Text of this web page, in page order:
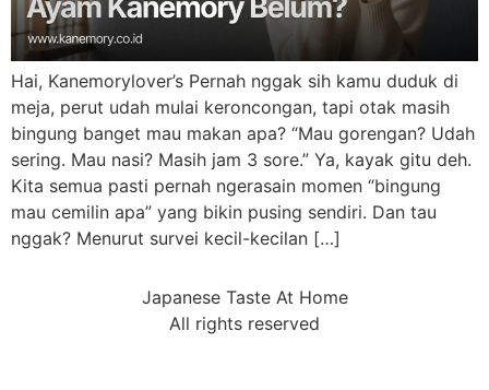
Hai, Kanemorylover’s Pernah nggak sih kamu duduk di
meja, perut udah mulai keroncongan, tapi otak masih
bingung banget mau makan apa? “Mau gorengan? Udah
sering. Mau nasi? Masih jam 3 sore.” Ya, kayak gitu deh.
Kita semua pasti pernah ngerasain momen “bingung
mau cemilin apa” yang bikin pusing sendiri. Dan tau
nggak? Menurut survei kecil-kecilan […]
Japanese Taste At Home
All rights reserved